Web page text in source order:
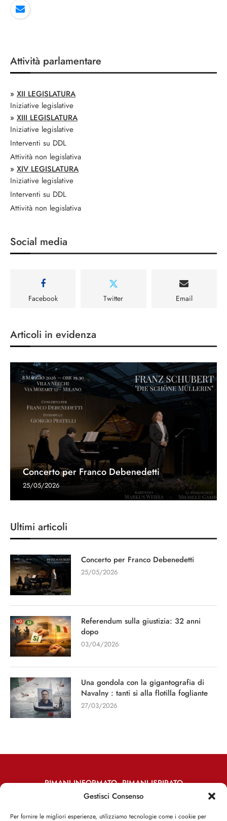
Gestisci Consenso
Per fornire le migliori esperienze, utilizziamo tecnologie come i cookie per
Attività parlamentare
» XII LEGISLATURA
Iniziative legislative
» XIII LEGISLATURA
Iniziative legislative
Interventi su DDL
Attività non legislativa
» XIV LEGISLATURA
Iniziative legislative
Interventi su DDL
Attività non legislativa
Social media
Facebook Twitter Email
Articoli in evidenza
Concerto per Franco Debenedetti
25/05/2026
Ultimi articoli
Concerto per Franco Debenedetti
25/05/2026
Referendum sulla giustizia: 32 anni
dopo
03/04/2026
Una gondola con la gigantografia di
Navalny : tanti si alla flotilla fogliante
27/03/2026
RIMANI INFORMATO, RIMANI ISPIRATO
Iscriviti alla Newsletter